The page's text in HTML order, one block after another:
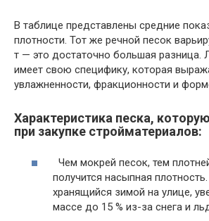
В таблице представлены средние
плотности. Тот же речной песок
т — это достаточно большая разница.
имеет свою специфику, которая
увлажненности, фракционности и
Характеристика песка,
при закупке стройматериалов:
Чем мокрей песок, тем
получится насыпная
хранящийся зимой на улице,
массе до 15 % из-за снега и